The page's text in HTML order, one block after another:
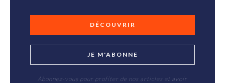
DÉCOUVRIR
JE M'ABONNE
Abonnez-vous pour profiter de nos articles et avoir